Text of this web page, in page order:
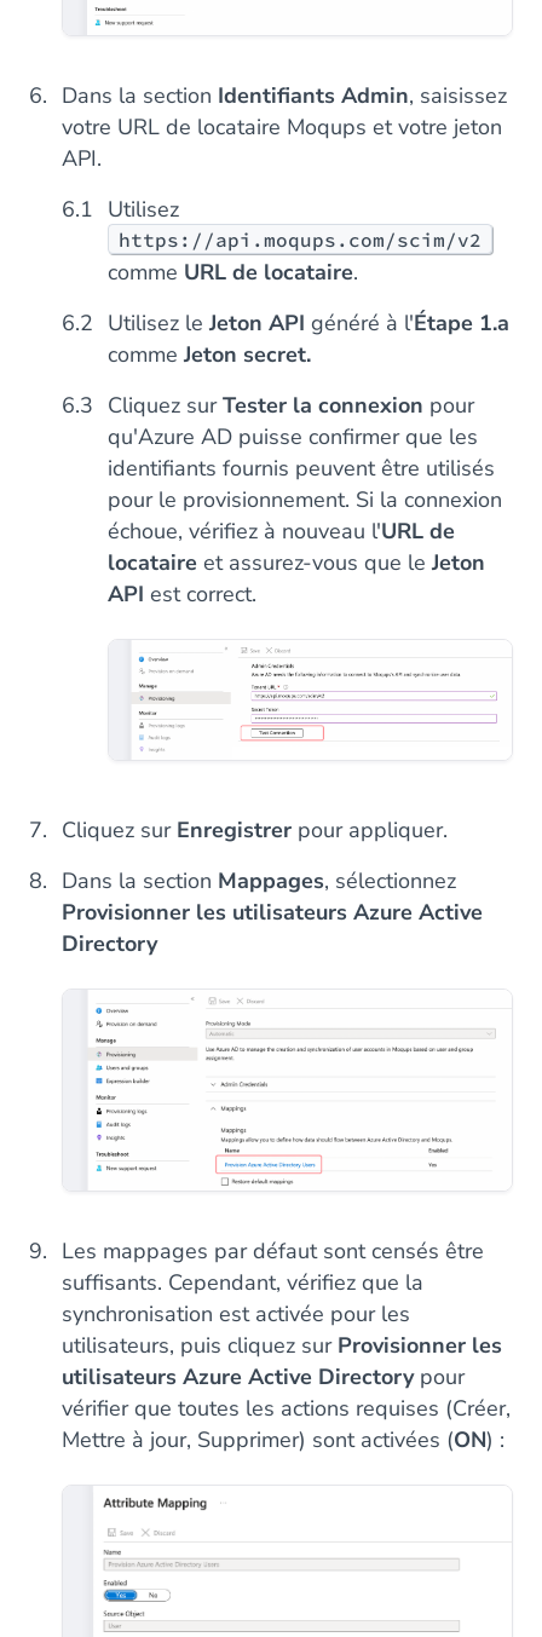
Dans la section Identifiants Admin, saisissez
votre URL de locataire Moqups et votre jeton
API.
Utilisez
https://api.moqups.com/scim/v2
comme URL de locataire.
Utilisez le Jeton API généré à l'Étape 1.a
comme Jeton secret.
Cliquez surTester la connexion pour
qu'Azure AD puisse confirmer que les
identifiants fournis peuvent être utilisés
pour le provisionnement. Si la connexion
échoue, vérifiez à nouveau l'URL de
locataireet assurez-vous que le Jeton
API est correct.
Cliquez sur Enregistrer pour appliquer.
Dans la section Mappages, sélectionnez
Provisionner les utilisateurs Azure Active
Directory
Les mappages par défaut sont censés être
suffisants. Cependant, vérifiez que la
synchronisation est activée pour les
utilisateurs, puis cliquez sur Provisionner les
utilisateurs Azure Active Directorypour
vérifier que toutes les actions requises (Créer,
Mettre à jour, Supprimer) sont activées (ON) :